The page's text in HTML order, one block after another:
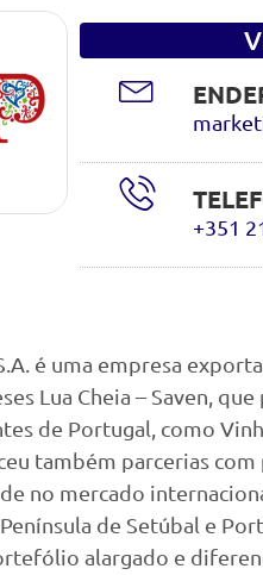
+351
é uma empresa
Lua Cheia – Saven,
de Portugal, como
também parcerias
no mercado
de Setúbal e
alargado e